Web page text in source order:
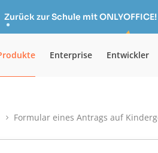
Zurück zur Schule mit ONLYOFFICE!
Enterprise Entwickler
Formular eines Antrags auf